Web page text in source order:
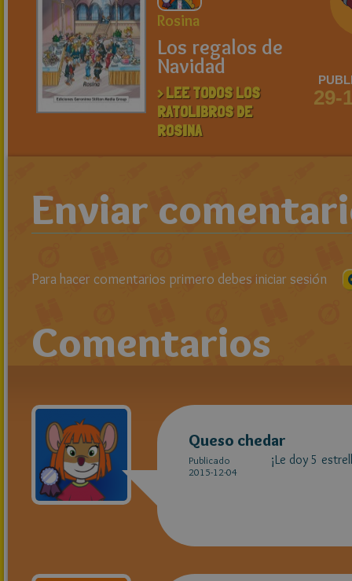
Rosina
Los regalos de
Navidad
> LEE TODOS LOS
RATOLIBROS DE
ROSINA
29-
Enviar
Para hacer comentarios primero debes iniciar sesión
Comentarios
Queso chedar
Publicado
2015-12-04
¡Le doy 5